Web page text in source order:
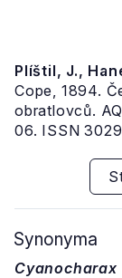
Plíštil, J.,
Cope, 1894.
obratlovců.
06. ISSN
Synonyma
Cyanocharax